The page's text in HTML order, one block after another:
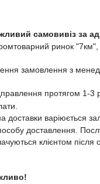
самовивіз за
ринок "7км",
замовлення з
протягом 1-3
доставки варіюється
доставлення.
клієнтом після